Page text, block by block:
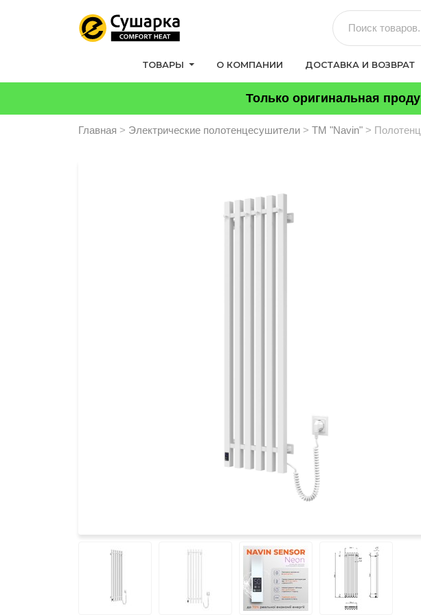
ТОВАРЫ О КОМПАНИИ ДОСТАВКА И ВОЗВРАТ
Только оригинальная
Главная > Электрические полотенцесушители > ТМ "Navin" >